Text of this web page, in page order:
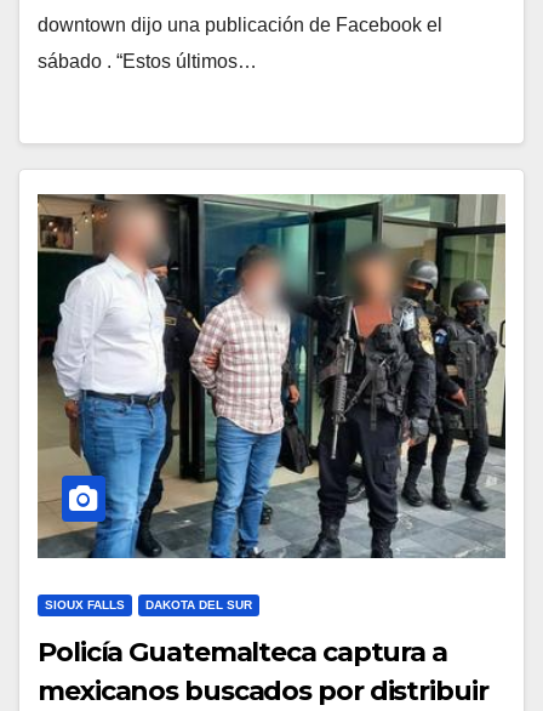
downtown dijo una publicación de Facebook el
sábado . “Estos últimos…
SIOUX FALLS DAKOTA DEL SUR
Policía Guatemalteca captura a
mexicanos buscados por distribuir